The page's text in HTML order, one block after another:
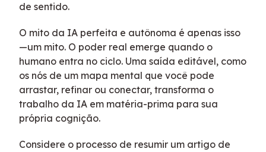
de sentido.
O mito da IA perfeita e autônoma é apenas isso
—um mito. O poder real emerge quando o
humano entra no ciclo. Uma saída editável, como
os nós de um mapa mental que você pode
arrastar, refinar ou conectar, transforma o
trabalho da IA em matéria-prima para sua
própria cognição.
Considere o processo de resumir um artigo de